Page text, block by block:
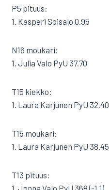
P5 pituus:
1. Kasperi Soisalo 0.95
N16 moukari:
1. Julia Valo PyU 37.70
T15 kiekko:
1. Laura Karjunen PyU 32.40
T15 moukari:
1. Laura Karjunen PyU 38.45
T13 pituus:
1. Jonna Valo PyU 368 (-1,1)